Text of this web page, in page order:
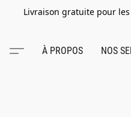
Livraison gratuite pour
À PROPOS NOS